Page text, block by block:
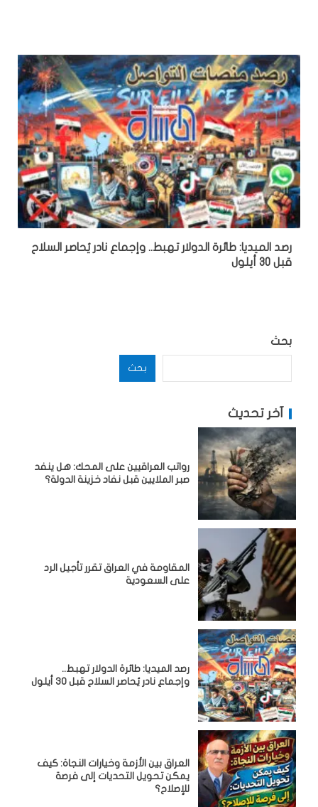
رصد الميديا: طائرة الدولار تهبط.. وإجماع نادر يُحاصر السلاح
قبل 30 أيلول
بحث
بحث
آخر تحديث
رواتب العراقيين على المحك: هل ينفد
صبر الملايين قبل نفاد خزينة الدولة؟
المقاومة في العراق تقرر تأجيل الرد
على السعودية
رصد الميديا: طائرة الدولار تهبط..
وإجماع نادر يُحاصر السلاح قبل 30 أيلول
العراق بين الأزمة وخيارات النجاة: كيف
يمكن تحويل التحديات إلى فرصة
للإصلاح؟